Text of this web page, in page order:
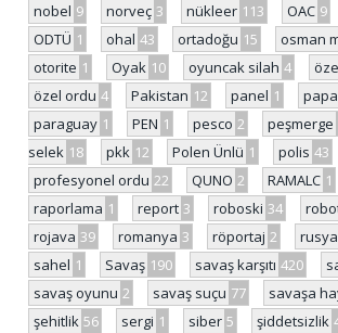
nobel 9 norveç 3 nükleer 113 OAC 9
ODTÜ 1 ohal 43 ortadoğu 15 osman
otorite 1 Oyak 10 oyuncak silah 4
özel ordu 4 Pakistan 12 panel 1 papa
paraguay 1 PEN 1 pesco 2 peşmerge
selek 18 pkk 12 Polen Ünlü 1 polis 43
profesyonel ordu 22 QUNO 2 RAMALC 1
raporlama 1 report 3 roboski 34
rojava 39 romanya 3 röportaj 2 rusya
sahel 1 Savaş 190 savaş karşıtı 420
savaş oyunu 2 savaş suçu 77 savaşa
şehitlik 56 sergi 1 siber 5 şiddetsizlik